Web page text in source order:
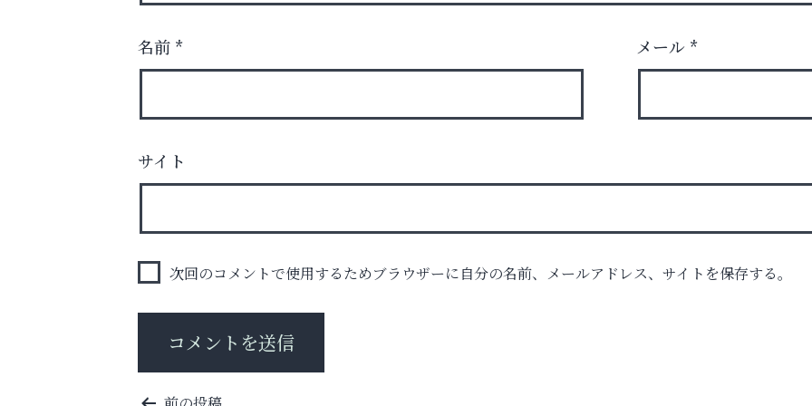
学び方が変われば、成績は変わる。
整体院エスコート・芦屋サロ
名前 * メール *
サイト
次回のコメントで使用するためブラウザーに自分の名前、メールアドレス、サイトを保存する。